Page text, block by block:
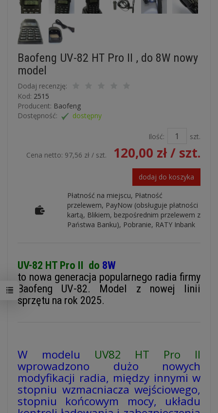
Baofeng UV-82 HT Pro II , do 8W nowy
model
Dodaj recenzję:
Kod: 2515
Producent: Baofeng
Dostępność:
dostępny
Ilość:
szt.
Cena netto: 97,56 zł / szt. 120,00 zł/ szt.
dodaj do koszyka
Płatność na miejscu, Płatność
przelewem, PayNow (obsługuje płatności
kartą, Blikiem, bezpośrednim przelewem z
Państwa Banku), Pobranie, RATY Inbank
UV-82 HT Pro II do 8W
to nowa generacja popularnego radia firmy
Baofeng UV-82. Model z nowej linii
sprzętu na rok 2025.
W modelu UV82 HT Pro II
wprowadzono dużo nowych
modyfikacji radia, między innymi w
stopniu wzmacniacza wejściowego,
stopniu końcowym mocy, układu